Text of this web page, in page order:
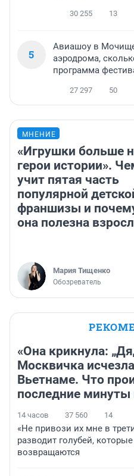
30 255 13
5
Авиашоу в
аэродрома,
программа
27 297 50
МНЕНИЕ
«Игрушки больше
герои истории».
учит пятая часть
популярной
франшизы и
она полезна
Мария Тищенко
Обозреватель
«Она крикнула:
Москвичка
Вьетнаме. Что
последние
14 часов 37 560 14
«Не привози их мне в
разводит голубей,
возвращаются